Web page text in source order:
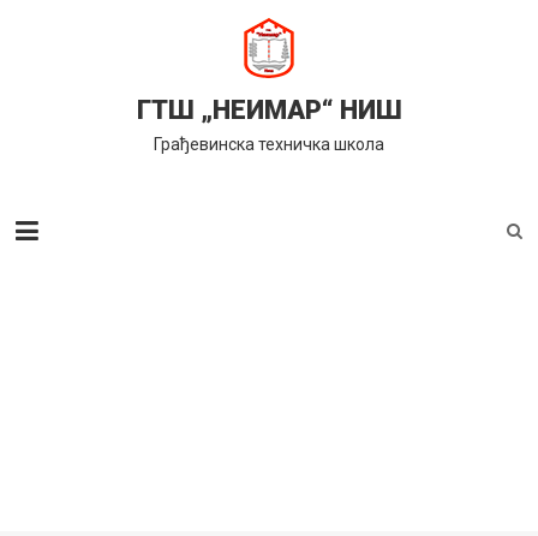
ГТШ „НЕИМАР“ НИШ
Грађевинска техничка школа